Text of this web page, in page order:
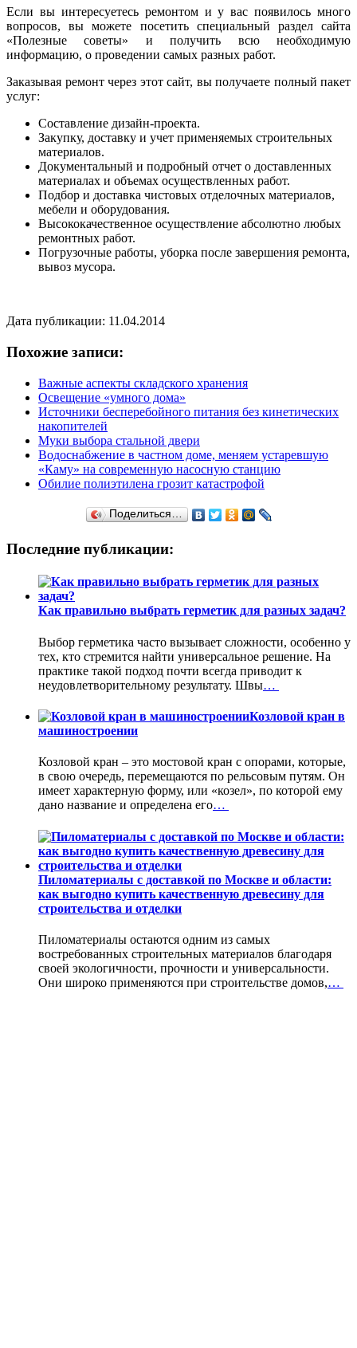
Если вы интересуетесь ремонтом и у вас появилось много
вопросов, вы можете посетить специальный раздел сайта
«Полезные советы» и получить всю необходимую
информацию, о проведении самых разных работ.
Заказывая ремонт через этот сайт, вы получаете полный пакет
услуг:
Составление дизайн-проекта.
Закупку, доставку и учет применяемых строительных
материалов.
Документальный и подробный отчет о доставленных
материалах и объемах осуществленных работ.
Подбор и доставка чистовых отделочных материалов,
мебели и оборудования.
Высококачественное осуществление абсолютно любых
ремонтных работ.
Погрузочные работы, уборка после завершения ремонта,
вывоз мусора.
Дата публикации: 11.04.2014
Похожие записи:
Важные аспекты складского хранения
Освещение «умного дома»
Источники бесперебойного питания без кинетических
накопителей
Муки выбора стальной двери
Водоснабжение в частном доме, меняем устаревшую
«Каму» на современную насосную станцию
Обилие полиэтилена грозит катастрофой
Поделиться…
Последние публикации:
Как правильно выбрать герметик для разных задач?
Выбор герметика часто вызывает сложности, особенно у
тех, кто стремится найти универсальное решение. На
практике такой подход почти всегда приводит к
неудовлетворительному результату. Швы…
Козловой кран в
машиностроении
Козловой кран – это мостовой кран с опорами, которые,
в свою очередь, перемещаются по рельсовым путям. Он
имеет характерную форму, или «козел», по которой ему
дано название и определена его…
Пиломатериалы с доставкой по Москве и области:
как выгодно купить качественную древесину для
строительства и отделки
Пиломатериалы остаются одним из самых
востребованных строительных материалов благодаря
своей экологичности, прочности и универсальности.
Они широко применяются при строительстве домов,…